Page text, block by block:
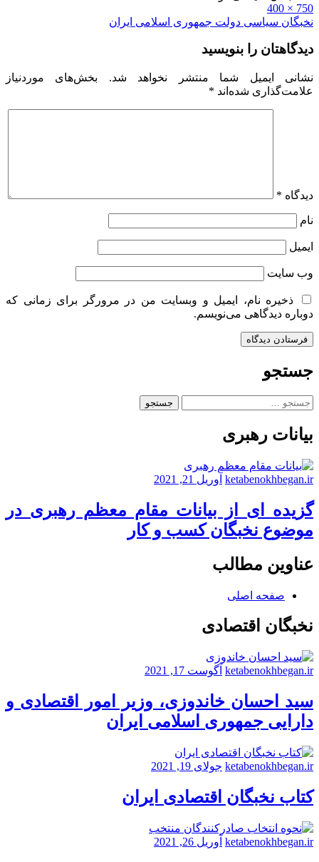
Full
size
750 × 400
راهبری
نوشته
نخبگان سیاسی دولت جمهوری اسلامی ایران
دیدگاهتان را بنویسید
نشانی ایمیل شما منتشر نخواهد شد.
بخش‌های موردنیاز
علامت‌گذاری شده‌اند *
دیدگاه *
نام
ایمیل
وب‌ سایت
ذخیره نام، ایمیل و وبسایت من در مرورگر برای زمانی که
دوباره دیدگاهی می‌نویسم.
جستجو
جستجو
بیانات رهبری
ketabenokhbegan.ir آوریل 21, 2021
گزیده ای از بیانات مقام معظم رهبری در
موضوع نخبگان کسب و کار
عناوین مطالب
صفحه اصلی
نخبگان اقتصادی
ketabenokhbegan.ir آگوست 17, 2021
سید احسان خاندوزی، وزیر امور اقتصادی و
دارایی جمهوری اسلامی ایران
ketabenokhbegan.ir جولای 19, 2021
کتاب نخبگان اقتصادی ایران
ketabenokhbegan.ir آوریل 26, 2021